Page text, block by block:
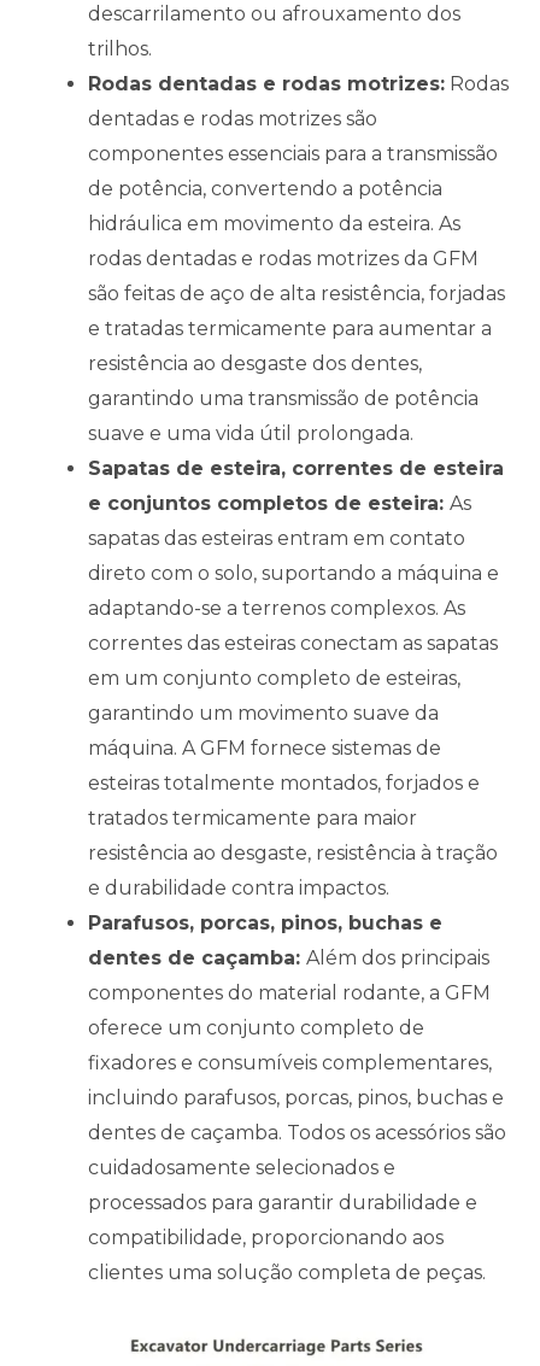
descarrilamento ou afrouxamento dos
trilhos.
Rodas dentadas e rodas motrizes: Rodas
dentadas e rodas motrizes são
componentes essenciais para a transmissão
de potência, convertendo a potência
hidráulica em movimento da esteira. As
rodas dentadas e rodas motrizes da GFM
são feitas de aço de alta resistência, forjadas
e tratadas termicamente para aumentar a
resistência ao desgaste dos dentes,
garantindo uma transmissão de potência
suave e uma vida útil prolongada.
Sapatas de esteira, correntes de esteira
e conjuntos completos de esteira: As
sapatas das esteiras entram em contato
direto com o solo, suportando a máquina e
adaptando-se a terrenos complexos. As
correntes das esteiras conectam as sapatas
em um conjunto completo de esteiras,
garantindo um movimento suave da
máquina. A GFM fornece sistemas de
esteiras totalmente montados, forjados e
tratados termicamente para maior
resistência ao desgaste, resistência à tração
e durabilidade contra impactos.
Parafusos, porcas, pinos, buchas e
dentes de caçamba: Além dos principais
componentes do material rodante, a GFM
oferece um conjunto completo de
fixadores e consumíveis complementares,
incluindo parafusos, porcas, pinos, buchas e
dentes de caçamba. Todos os acessórios são
cuidadosamente selecionados e
processados para garantir durabilidade e
compatibilidade, proporcionando aos
clientes uma solução completa de peças.